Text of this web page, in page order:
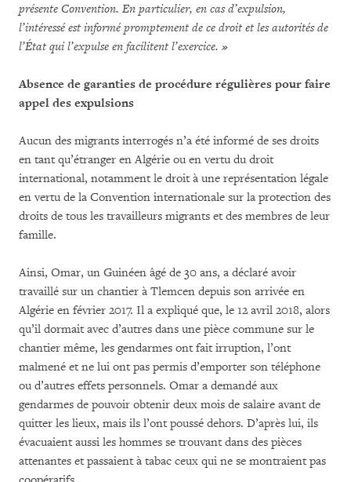
présente Convention. En particulier, en cas d’expulsion,
l’intéressé est informé promptement de ce droit et les autorités de
l’État qui l’expulse en facilitent l’exercice. »
Absence de garanties de procédure régulières pour faire
appel des expulsions
Aucun des migrants interrogés n’a été informé de ses droits
en tant qu’étranger en Algérie ou en vertu du droit
international, notamment le droit à une représentation légale
en vertu de la Convention internationale sur la protection des
droits de tous les travailleurs migrants et des membres de leur
famille.
Ainsi, Omar, un Guinéen âgé de 30 ans, a déclaré avoir
travaillé sur un chantier à Tlemcen depuis son arrivée en
Algérie en février 2017. Il a expliqué que, le 12 avril 2018, alors
qu’il dormait avec d’autres dans une pièce commune sur le
chantier même, les gendarmes ont fait irruption, l’ont
malmené et ne lui ont pas permis d’emporter son téléphone
ou d’autres effets personnels. Omar a demandé aux
gendarmes de pouvoir obtenir deux mois de salaire avant de
quitter les lieux, mais ils l’ont poussé dehors. D’après lui, ils
évacuaient aussi les hommes se trouvant dans des pièces
attenantes et passaient à tabac ceux qui ne se montraient pas